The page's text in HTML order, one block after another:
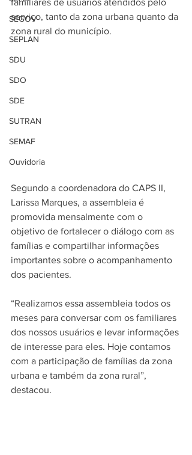
SEGOV
SEPLAN
SDU
SDO
SDE
SUTRAN
SEMAF
Ouvidoria
familiares de usuários atendidos pelo
serviço, tanto da zona urbana quanto da
zona rural do município.
Segundo a coordenadora do CAPS II,
Larissa Marques, a assembleia é
promovida mensalmente com o
objetivo de fortalecer o diálogo com as
famílias e compartilhar informações
importantes sobre o acompanhamento
dos pacientes.
“Realizamos essa assembleia todos os
meses para conversar com os familiares
dos nossos usuários e levar informações
de interesse para eles. Hoje contamos
com a participação de famílias da zona
urbana e também da zona rural”,
destacou.